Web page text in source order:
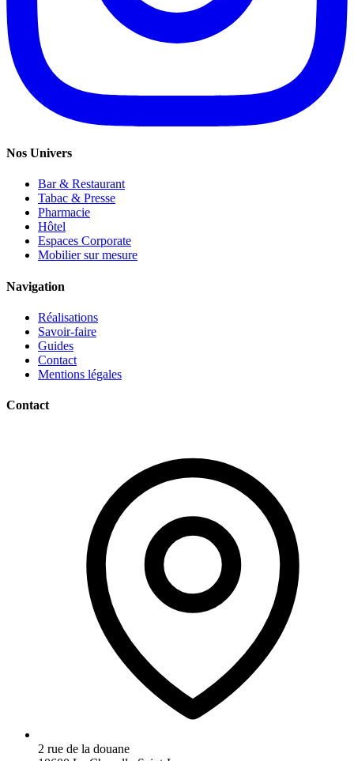
Nos Univers
Bar & Restaurant
Tabac & Presse
Pharmacie
Hôtel
Espaces Corporate
Mobilier sur mesure
Navigation
Réalisations
Savoir-faire
Guides
Contact
Mentions légales
Contact
2 rue de la douane